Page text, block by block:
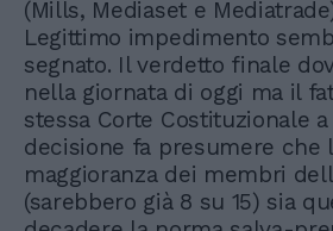
(Mills, Mediaset e
Legittimo impedimento
segnato. Il verdetto finale
nella giornata di oggi ma il
stessa Corte Costituzionale
decisione fa presumere che
maggioranza dei membri
(sarebbero già 8 su 15) sia